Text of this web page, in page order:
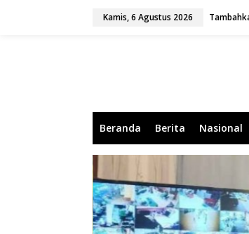
Kamis, 6 Agustus 2026
Beranda Berita Nasional